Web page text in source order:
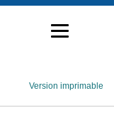
Version imprimable